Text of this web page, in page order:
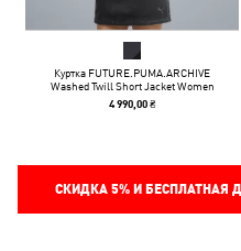
Куртка FUTURE.PUMA.ARCHIVE
Washed Twill Short Jacket Women
4 990,00 ₴
СКИДКА 5%И БЕСПЛАТНАЯ